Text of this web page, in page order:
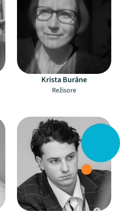
Krista Burāne
Režisore